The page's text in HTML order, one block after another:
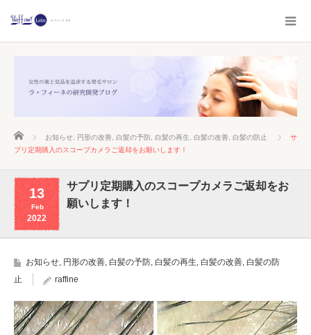
ホーム お知らせ 円形の改善 白髪の予防 白髪の再生 白髪の改善 白髪の防止
サ
プリ定期購入のスコープカメラご返却をお願いします！
13
Feb
2022
サプリ定期購入のスコープカメラご返却をお
願いします！
お知らせ 円形の改善 白髪の予防 白髪の再生 白髪の改善 白髪の防
止
raffine